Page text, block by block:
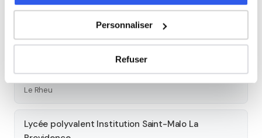
Personnaliser
Refuser
Lycée polyvalent Saint-Vincent Providence
Rennes
Lycée agricole Théodore Monod
Le Rheu
Lycée polyvalent Institution Saint-Malo La